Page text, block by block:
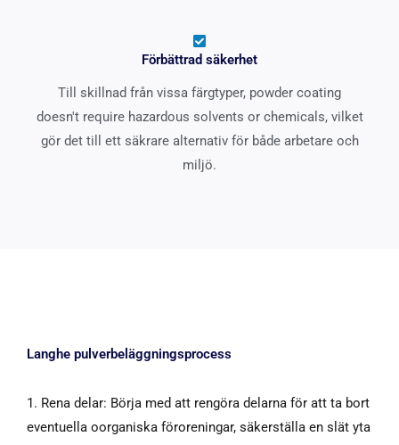
Förbättrad säkerhet
Till skillnad från vissa färgtyper, powder coating
doesn't require hazardous solvents or chemicals, vilket
gör det till ett säkrare alternativ för både arbetare och
miljö.
Langhe pulverbeläggningsprocess
1. Rena delar: Börja med att rengöra delarna för att ta bort
eventuella oorganiska föroreningar, säkerställa en slät yta